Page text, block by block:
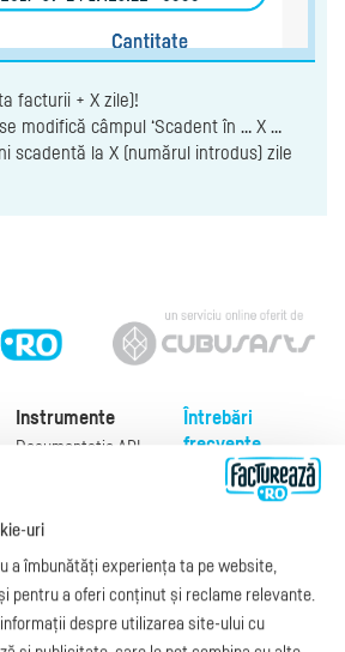
facturii + X zile)!
modifică câmpul ‘Scadent în … X …
scadentă la X (numărul introdus) zile
Instrumente
Documentație API
e-Factura B2C
API e-Factura
e-Transport
Integrare Stripe
Întrebări
frecvente
Despre noi
uri
a îmbunătăți experiența ta pe website,
pentru a oferi conținut și reclame relevante.
despre utilizarea site-ului cu